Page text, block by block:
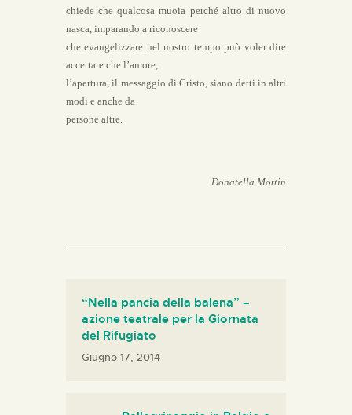
chiede che qualcosa muoia perché altro di nuovo
nasca, imparando a riconoscere
che evangelizzare nel nostro tempo può voler dire
accettare che l’amore,
l’apertura, il messaggio di Cristo, siano detti in altri
modi e anche da
persone altre.
Donatella Mottin
“Nella pancia della balena” –
azione teatrale per la Giornata
del Rifugiato
Giugno 17, 2014